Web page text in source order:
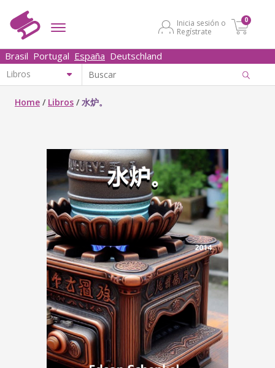
Inicia sesión o
Regístrate
0
Brasil Portugal España Deutschland
Home / Libros /水炉。